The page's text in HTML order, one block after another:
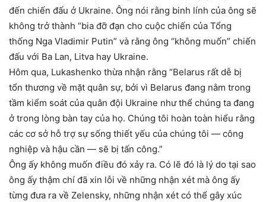
đến chiến đấu ở Ukraine. Ông nói rằng binh lính của ông sẽ
không trở thành “bia đỡ đạn cho cuộc chiến của Tổng
thống Nga Vladimir Putin” và rằng ông “không muốn” chiến
đấu với Ba Lan, Litva hay Ukraine.
Hôm qua, Lukashenko thừa nhận rằng “Belarus rất dễ bị
tổn thương về mặt quân sự, bởi vì Belarus đang nằm trong
tầm kiểm soát của quân đội Ukraine như thể chúng ta đang
ở trong lòng bàn tay của họ. Chúng tôi hoàn toàn hiểu rằng
các cơ sở hỗ trợ sự sống thiết yếu của chúng tôi — công
nghiệp và hậu cần — sẽ bị tấn công.”
Ông ấy không muốn điều đó xảy ra. Có lẽ đó là lý do tại sao
ông ấy thậm chí đã xin lỗi về những nhận xét mà ông ấy
từng đưa ra về Zelensky, những nhận xét có thể gây xúc